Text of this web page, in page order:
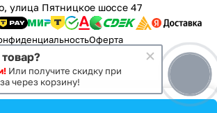
улица Пятницкое шоссе 47
Оферта
vanna.ru
Или получите скидку при
через корзину!